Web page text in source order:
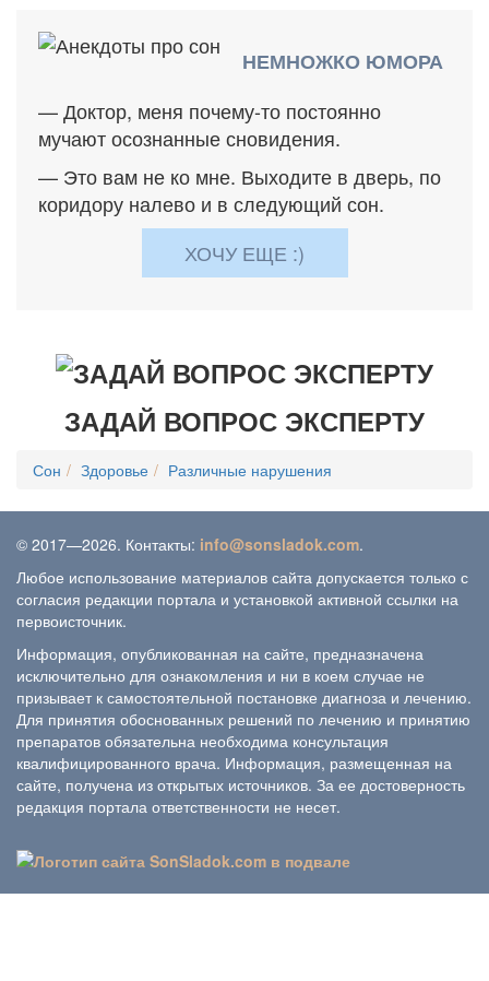
НЕМНОЖКО ЮМОРА
— Доктор, меня почему-то постоянно
мучают осознанные сновидения.
— Это вам не ко мне. Выходите в дверь, по
коридору налево и в следующий сон.
ХОЧУ ЕЩЕ :)
ЗАДАЙ ВОПРОС ЭКСПЕРТУ
Сон Здоровье Различные нарушения
© 2017—2026. Контакты: info@sonsladok.com.
Любое использование материалов сайта допускается только с
согласия редакции портала и установкой активной ссылки на
первоисточник.
Информация, опубликованная на сайте, предназначена
исключительно для ознакомления и ни в коем случае не
призывает к самостоятельной постановке диагноза и лечению.
Для принятия обоснованных решений по лечению и принятию
препаратов обязательна необходима консультация
квалифицированного врача. Информация, размещенная на
сайте, получена из открытых источников. За ее достоверность
редакция портала ответственности не несет.